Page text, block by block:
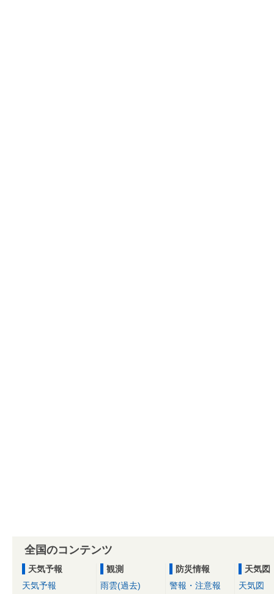
全国のコンテンツ
天気予報
天気予報
観測
雨雲(過去)
防災情報
警報・注意報
天気図
天気図